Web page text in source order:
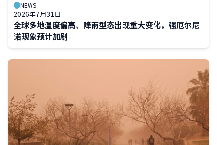
NEWS
2026年7月31日
全球多地温度偏高、降雨型态出现重大变化，强厄尔尼
诺现象预计加剧